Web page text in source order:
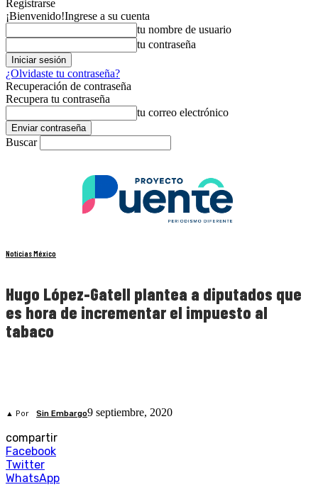
Registrarse
¡Bienvenido!Ingrese a su cuenta
tu nombre de usuario
tu contraseña
¿Olvidaste tu contraseña?
Recuperación de contraseña
Recupera tu contraseña
tu correo electrónico
Buscar
Noticias México
Hugo López-Gatell plantea a diputados que
es hora de incrementar el impuesto al
tabaco
▲ Por Sin Embargo9 septiembre, 2020
compartir
Facebook
Twitter
WhatsApp